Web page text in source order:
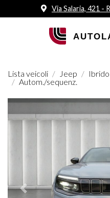
Via Salaria, 421 -
Lista veicoli Jeep
Autom./sequenz.
Prededente